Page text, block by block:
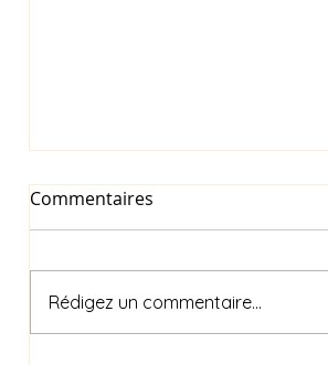
Commentaires
Rédigez un commentaire...